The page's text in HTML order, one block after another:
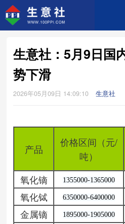
生意社：5月9日国
势下滑
2026年05月09日 14:09:10 生意社
产品
价格区间（元/
吨）
氧化镝
1355000-1365000
氧化铽
6350000-6400000
金属镝
1895000-1905000